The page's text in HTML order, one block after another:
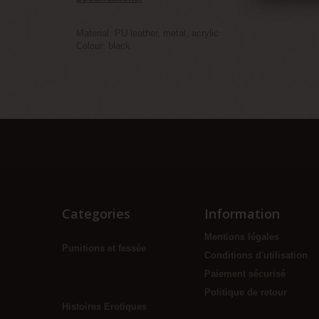
Categories
Punitions et fessée
Histoires Erotiques
Information
Mentions légales
Conditions d'utilisation
Paiement sécurisé
Politique de retour